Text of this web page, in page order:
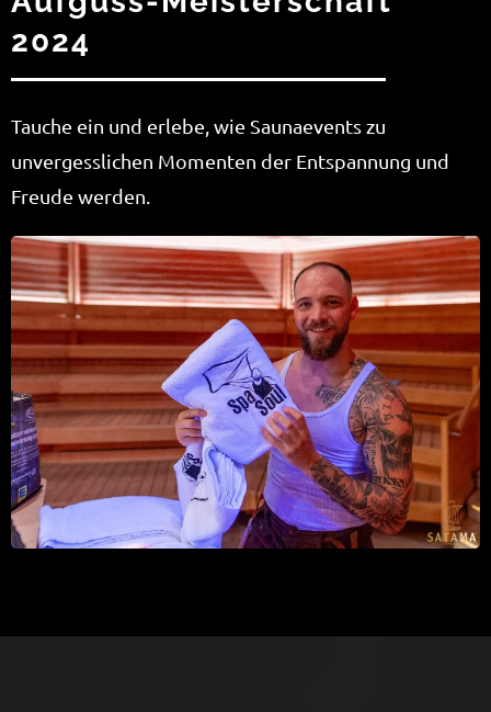
2024
Tauche ein und erlebe, wie Saunaevents zu
unvergesslichen Momenten der Entspannung und
Freude werden.